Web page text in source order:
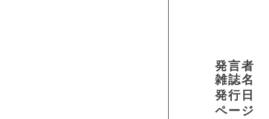
発言者
雑誌名
発行日
ページ